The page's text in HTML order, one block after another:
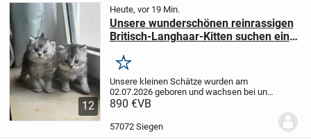
12
Heute, vor 19 Min.
Unsere wunderschönen reinrassigen
Britisch-Langhaar-Kitten suchen ein
Merken
Unsere kleinen Schätze wurden am
02.07.2026 geboren und wachsen bei uns
zu Hause in liebevoller Familienaufzucht
sind Britisch Langhaar und leben
gemeinsam...
890 €VB
57072 Siegen